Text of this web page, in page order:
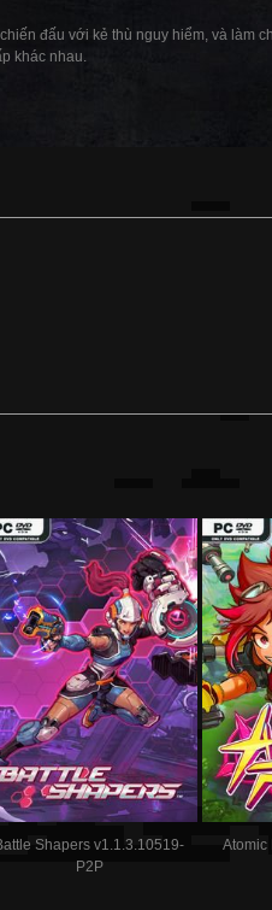
đấu với kẻ thù nguy hiểm, và làm
khác nhau.
Shapers v1.1.3.10519-
P2P
Atomic